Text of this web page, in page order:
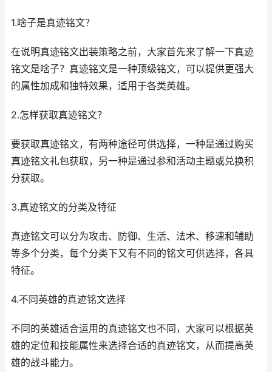
1.啥子是真迹铭文？
在说明真迹铭文出装策略之前，大家首先来了解一下真迹
铭文是啥子？真迹铭文是一种顶级铭文，可以提供更强大
的属性加成和独特效果，适用于各类英雄。
2.怎样获取真迹铭文？
要获取真迹铭文，有两种途径可供选择，一种是通过购买
真迹铭文礼包获取，另一种是通过参和活动主题或兑换积
分获取。
3.真迹铭文的分类及特征
真迹铭文可以分为攻击、防御、生活、法术、移速和辅助
等多个分类，每个分类下又有不同的铭文可供选择，各具
特征。
4.不同英雄的真迹铭文选择
不同的英雄适合运用的真迹铭文也不同，大家可以根据英
雄的定位和技能属性来选择合适的真迹铭文，从而提高英
雄的战斗能力。